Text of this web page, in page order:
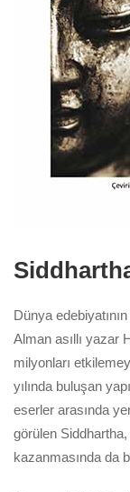
Dünya
Alman asıllı yazar
milyonları
yılında buluşan
eserler arasında
görülen Siddhartha,
kazanmasında da